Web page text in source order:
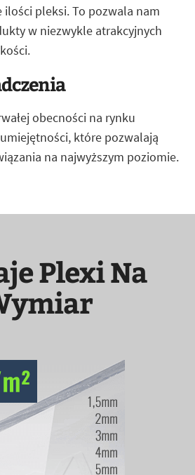
ilości pleksi. To pozwala nam
w niezwykle atrakcyjnych
obecności na rynku
które pozwalają
na najwyższym poziomie.
Plexi Na